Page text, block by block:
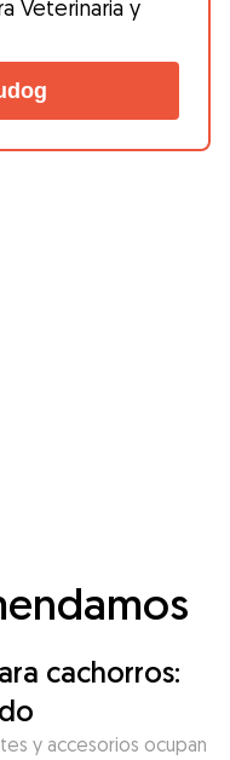
Veterinaria y
cachorros:
y accesorios ocupan